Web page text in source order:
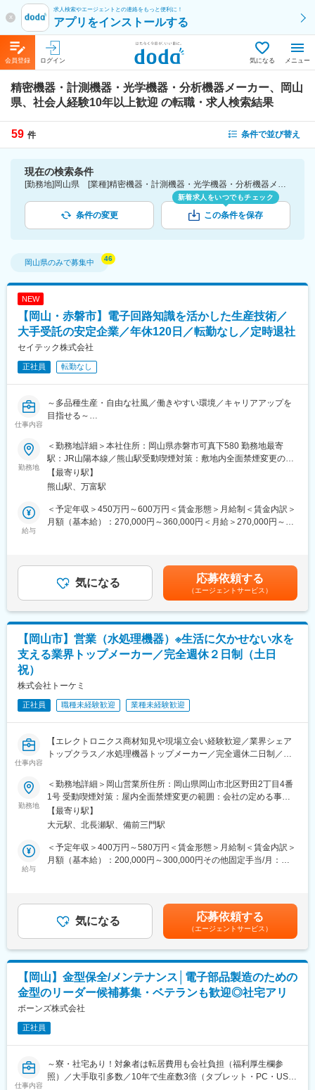
x
求人検索やエージェントとの連絡をもっと便利に！
アプリをインストールする
会員登録 ログイン 気になる メニュー
精密機器・計測機器・光学機器・分析機器メーカー、岡山
県、社会人経験10年以上歓迎 の転職・求人検索結果
59 件 条件で並び替え
現在の検索条件
[勤務地]岡山県 [業種]精密機器・計測機器・光学機器・分析機器メーカー-メーカー（機械・電気）業界 [詳細条件](募集・採用情報)社会人経験10年以上歓迎
条件の変更
新着求人をいつでもチェック
この条件を保存
岡山県のみで募集中
NEW
【岡山・赤磐市】電子回路知識を活かした生産技術／
大手受託の安定企業／年休120日／転勤なし／定時退社
セイテック株式会社
正社員 転勤なし
仕事内容
～多品種生産・自由な社風／働きやすい環境／キャリアアップを
目指せる～
■ 製造現場の経験が活きる：
自社工場内の生産設備について、日常的な操作から保全・改善ま
で幅広く関わっていただきます。
「現場を知っているからこそ気づける視点」を大切にするポジシ
ョンです。
【主な仕事内容】
・現場の要望をもとにした設備の選定・性能確認
・生産効率向上を目的とした治具・検査装置の設計・製作
ただ直すだけでなく、「どうすれば止まらないか」「もっと効率
化できるか」を考える仕事です
改善アイデアが形になり、現場に反映されやすい環境です。
【セイテックで働く魅力】
パナソニック・日本電気など大手メーカーと長年取引。
■メーカー機能も持つEMS企業
受託製造だけでなく、
力があります。
■働きやすさ重視
完全週休二日制／年間休日120日
■ 充実の待遇
■当社について：
・1974年6月に設立し、通信機器（緊急時にボタンを押すだけで
通報できる装置の設計開発・製造販売）、設備機器（基板の自動
はんだ付け装置の設計開発・製造販売）、EMS（生産設備から完
成品までご提供）、シルクフラワー（シルク・ドライ・プリザー
ブドフラワー等の卸販売）など4事業を展開しています。
・当社は「本気と本音でよい会社」を経営理念として掲げてお
り、顧客から可愛がられる企業・社員にとって生きがいのある企
業・地域に認められる企業を、社員全員一丸となって目指してお
ります。
変更の範囲：会社の定める業務
勤務地
＜勤務地詳細＞本社住所：岡山県赤磐市可真下580 勤務地最寄
駅：JR山陽本線／熊山駅受動喫煙対策：敷地内全面禁煙変更の範
囲：無
【最寄り駅】
熊山駅、万富駅
給与
＜予定年収＞450万円～600万円＜賃金形態＞月給制＜賃金内訳＞
月額（基本給）：270,000円～360,000円＜月給＞270,000円～
であり、選考を通じて上下する可能性があります。月給(月額)は固
定手当を含めた表記です。
気になる 応募依頼する
（エージェントサービス）
【岡山市】営業（水処理機器）※生活に欠かせない水を
支える業界トップメーカー／完全週休２日制（土日
祝）
株式会社トーケミ
正社員 職種未経験歓迎 業種未経験歓迎
仕事内容
【エレクトロニクス商材知見や現場立会い経験歓迎／業界シェア
トップクラス／水処理機器トップメーカー／完全週休二日制／直
■業務内容：
自社製の計測機器・ケミカル装置など、自社製品を中心に提案し
ていただきます。
飛び込みではなく、約7～8割がお問い合わせからのルート営業に
なり、むやみに飛び込み営業を行うことはありません。装置の仕
様理解や技術部門との連携を通じて、機器選定やシステム提案を
・水処理設備、ろ過材
・薬液などを注入・移送するケミカル機器
＜担当エリア＞
基本的には近隣の都道府県になりますが、ご紹介を受けて県を跨
いで担当を持つ場合もございます。
＜商談方法＞
リモート打ち合わせもありますが、基本的には、お取引先に足を
運ぶのが当社の基本スタイルになります。遠方へは車での移動に
なり、場合によっては直行直帰の日もあります。（1日平均3～4
社）
勤務地
＜勤務地詳細＞岡山営業所住所：岡山県岡山市北区野田2丁目4番
1号 受動喫煙対策：屋内全面禁煙変更の範囲：会社の定める事業
所【最寄り駅】
大元駅、北長瀬駅、備前三門駅
給与
＜予定年収＞400万円～580万円＜賃金形態＞月給制＜賃金内訳＞
月額（基本給）：200,000円～300,000円その他固定手当/月：
（物価高騰手当）一律2万円に加えて能率給、家族手当、就学児童
手当など該当手当が付きます。※経験・スキルを考慮して決定しま
す。※記載年収には残業代と賞与を含みます。賃金はあくまでも目
安の金額であり、選考を通じて上下する可能性があります。月給
(月額)は固定手当を含めた表記です。
気になる 応募依頼する
（エージェントサービス）
【岡山】金型保全/メンテナンス│電子部品製造のための
金型のリーダー候補募集・ベテランも歓迎◎社宅アリ
ボーンズ株式会社
正社員
仕事内容
～寮・社宅あり！対象者は転居費用も会社負担（福利厚生欄参
照）／大手取引多数／10年で生産数3倍（タブレット・PC・USB